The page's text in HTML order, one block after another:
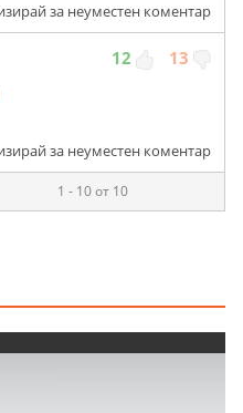
за неуместен коментар
12 13
за неуместен коментар
1 - 10 от 10